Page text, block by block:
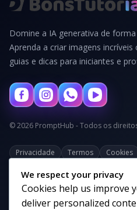
Domine a IA generativa de
Aprenda a criar imagens
guias e dicas para iniciantes e
© 2026 PromptHub - Todos os
Privacidade Termos Cookies
Categorias
We respect your privacy
Cookies help us improve
deliver personalized